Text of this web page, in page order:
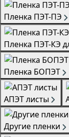
Пленка ПЭТ-ПЭ
Пленка ПЭТ-КЭ
Пленка БОПЭТ
АПЭТ листы
Другие пленки